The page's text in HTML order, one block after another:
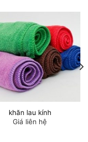
khăn lau kính
Giá liên hệ